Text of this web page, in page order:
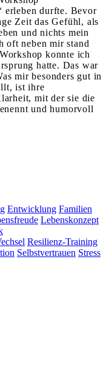
erleben durfte. Bevor
Zeit das Gefühl, als
und nichts mein
oft neben mir stand
konnte ich
hatte. Das war
mir besonders gut in
ist ihre
mit der sie die
und humorvoll
Entwicklung Familien
Lebenskonzept
Resilienz-Training
Selbstvertrauen Stress